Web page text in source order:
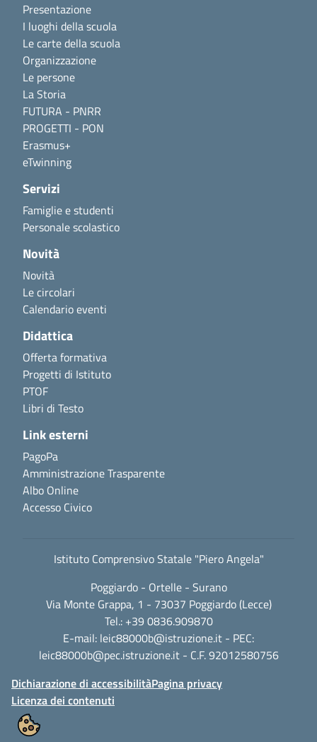
Presentazione
I luoghi della scuola
Le carte della scuola
Organizzazione
Le persone
La Storia
FUTURA - PNRR
PROGETTI - PON
Erasmus+
eTwinning
Servizi
Famiglie e studenti
Personale scolastico
Novità
Novità
Le circolari
Calendario eventi
Didattica
Offerta formativa
Progetti di Istituto
PTOF
Libri di Testo
Link esterni
PagoPa
Amministrazione Trasparente
Albo Online
Accesso Civico
Istituto Comprensivo Statale "Piero Angela"
Poggiardo - Ortelle - Surano
Via Monte Grappa, 1 - 73037 Poggiardo (Lecce)
Tel.: +39 0836.909870
E-mail: leic88000b@istruzione.it - PEC:
leic88000b@pec.istruzione.it- C.F. 92012580756
Dichiarazione di accessibilitàPagina privacy
Licenza dei contenuti